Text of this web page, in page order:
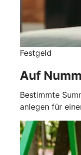
Festgeld
Auf
Bestimmte
anlegen für